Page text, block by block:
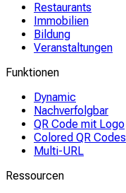
Restaurants
Immobilien
Bildung
Veranstaltungen
Funktionen
Dynamic
Nachverfolgbar
QR Code mit Logo
Colored QR Codes
Multi-URL
Ressourcen